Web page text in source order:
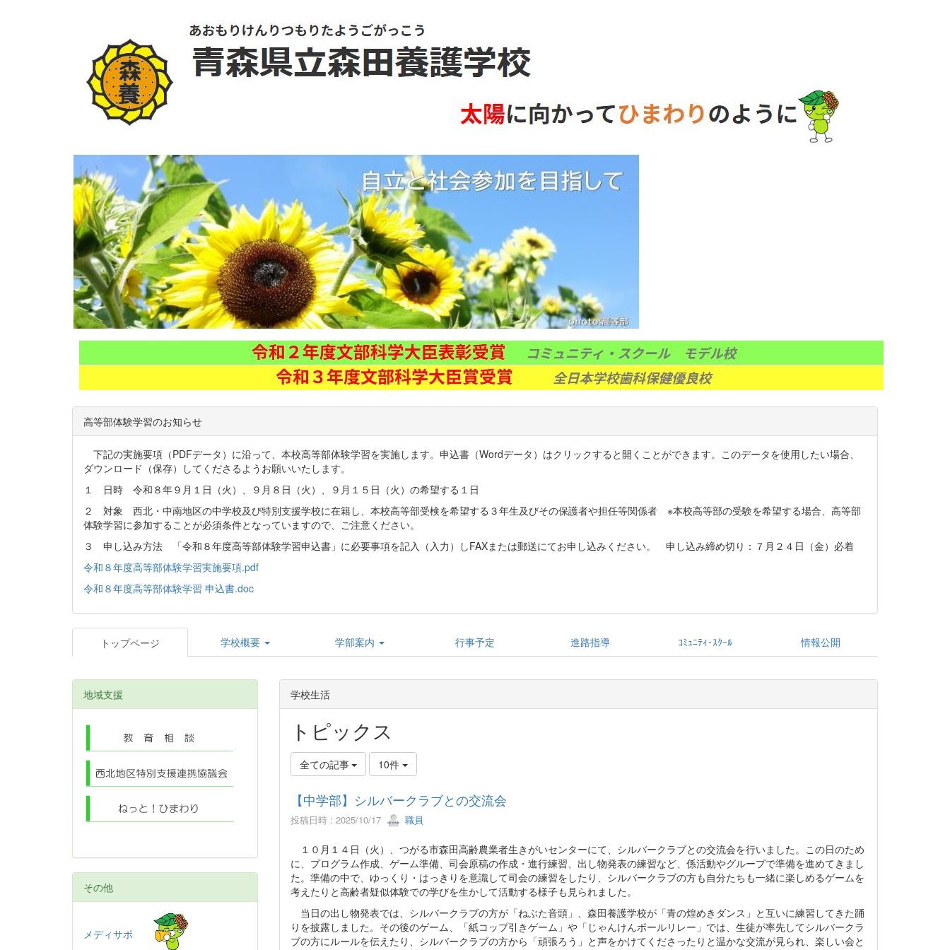
高等部体験学習のお知らせ
下記の実施要項（PDFデータ）に沿って、本校高等部体験学習を実施します。申込書（Wordデータ）はクリックすると開くことができます。このデータを使用したい場合、
ダウンロード（保存）してくださるようお願いいたします。
１ 日時 令和８年９月１日（火）、９月８日（火）、９月１５日（火）の希望する１日
２ 対象 西北・中南地区の中学校及び特別支援学校に在籍し、本校高等部受検を希望する３年生及びその保護者や担任等関係者 ※本校高等部の受験を希望する場合、高等部
体験学習に参加することが必須条件となっていますので、ご注意ください。
３ 申し込み方法 「令和８年度高等部体験学習申込書」に必要事項を記入（入力）しFAXまたは郵送にてお申し込みください。 申し込み締め切り：７月２４日（金）必着
令和８年度高等部体験学習実施要項.pdf
令和８年度高等部体験学習 申込書.doc
トップページ 学校概要 学部案内 行事予定 進路指導 ｺﾐｭﾆﾃｨ･ｽｸｰﾙ 情報公開
学校生活
トピックス
全ての記事 10件
【中学部】シルバークラブとの交流会
投稿日時 : 2025/10/17 職員
１０月１４日（火）、つがる市森田高齢農業者生きがいセンターにて、シルバークラブとの交流会を行いました。この日のため
に、プログラム作成、ゲーム準備、司会原稿の作成・進行練習、出し物発表の練習など、係活動やグループで準備を進めてきまし
た。準備の中で、ゆっくり・はっきりを意識して司会の練習をしたり、シルバークラブの方も自分たちも一緒に楽しめるゲームを
考えたりと高齢者疑似体験での学びを生かして活動する様子も見られました。
当日の出し物発表では、シルバークラブの方が「ねぶた音頭」、森田養護学校が「青の煌めきダンス」と互いに練習してきた踊
りを披露しました。その後のゲーム、「紙コップ引きゲーム」や「じゃんけんボールリレー」では、生徒が率先してシルバークラ
ブの方にルールを伝えたり、シルバークラブの方から「頑張ろう」と声をかけてくださったりと温かな交流が見られ、楽しい会と
地域支援
その他
メディサポ